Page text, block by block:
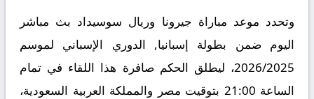
وتحدد موعد مباراة جيرونا وريال سوسيداد بث مباشر
اليوم ضمن بطولة إسبانيا, الدوري الإسباني لموسم
2026/2025، ليطلق الحكم صافرة هذا اللقاء في تمام
الساعة 21:00 بتوقيت مصر والمملكة العربية السعودية،